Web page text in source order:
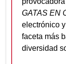
GATAS EN
electrónico
faceta más
diversidad